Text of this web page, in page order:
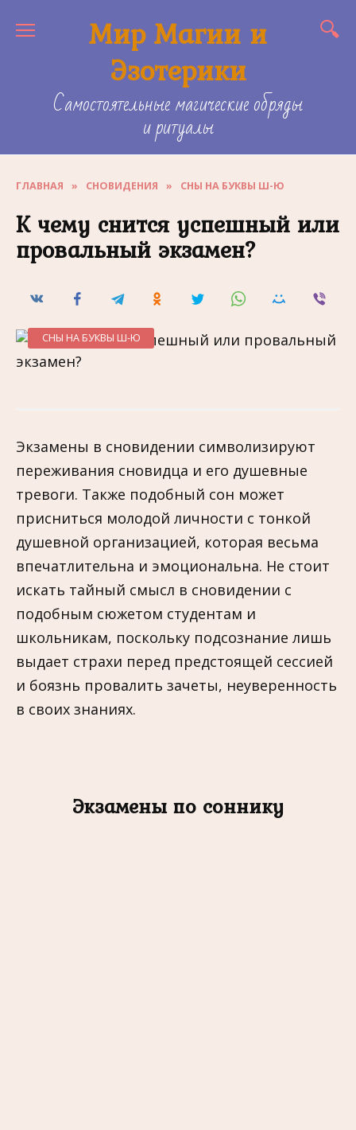
Мир Магии и
Эзотерики
Самостоятельные магические обряды
и ритуалы
ГЛАВНАЯ » СНОВИДЕНИЯ » СНЫ НА БУКВЫ Ш-Ю
К чему снится успешный или
провальный экзамен?
СНЫ НА БУКВЫ Ш-Ю
Экзамены в сновидении символизируют
переживания сновидца и его душевные
тревоги. Также подобный сон может
присниться молодой личности с тонкой
душевной организацией, которая весьма
впечатлительна и эмоциональна. Не стоит
искать тайный смысл в сновидении с
подобным сюжетом студентам и
школьникам, поскольку подсознание лишь
выдает страхи перед предстоящей сессией
и боязнь провалить зачеты, неуверенность
в своих знаниях.
Экзамены по соннику